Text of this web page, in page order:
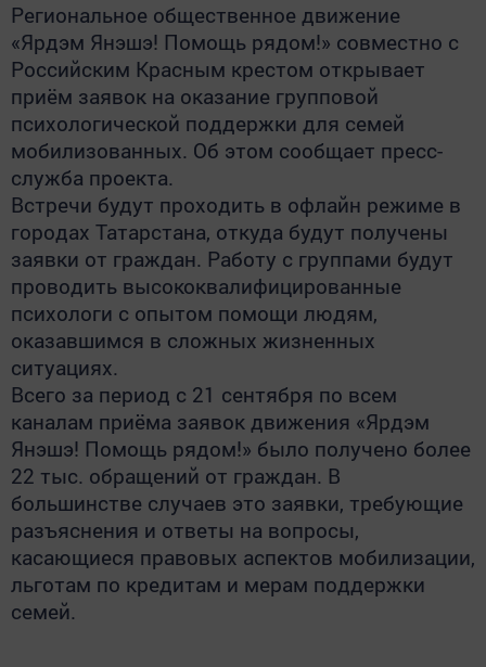
Региональное общественное движение
«Ярдэм Янэшэ! Помощь рядом!» совместно с
Российским Красным крестом открывает
приём заявок на оказание групповой
психологической поддержки для семей
мобилизованных. Об этом сообщает пресс-
служба проекта.
Встречи будут проходить в офлайн режиме в
городах Татарстана, откуда будут получены
заявки от граждан. Работу с группами будут
проводить высококвалифицированные
психологи с опытом помощи людям,
оказавшимся в сложных жизненных
ситуациях.
Всего за период с 21 сентября по всем
каналам приёма заявок движения «Ярдэм
Янэшэ! Помощь рядом!» было получено более
22 тыс. обращений от граждан. В
большинстве случаев это заявки, требующие
разъяснения и ответы на вопросы,
касающиеся правовых аспектов мобилизации,
льготам по кредитам и мерам поддержки
семей.